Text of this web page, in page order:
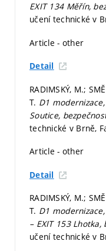
EXIT 134 Měřín,
učení technické v
Article - other
Detail
RADIMSKÝ, M.;
T. D1
Soutice,
technické v Brně,
Article - other
Detail
RADIMSKÝ, M.;
T. D1
– EXIT 153
učení technické v